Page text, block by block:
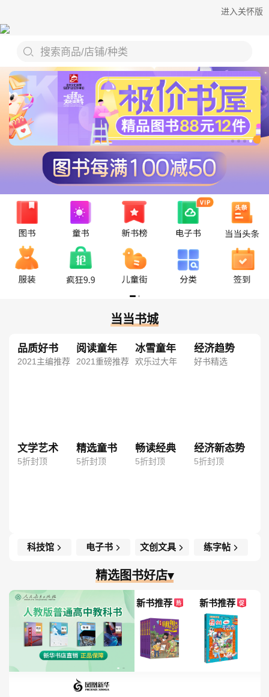
进入关怀版
搜索商品/店铺/种类
当当书城
品质好书
2021主编推荐
阅读童年
2021重磅推荐
冰雪童年
欢乐过大年
经济趋势
好书精选
文学艺术
5折封顶
精选童书
5折封顶
畅读经典
5折封顶
经济新态势
5折封顶
科技馆 电子书 文创文具 练字帖
精选图书好店▾
新书推荐 热 新书推荐 促